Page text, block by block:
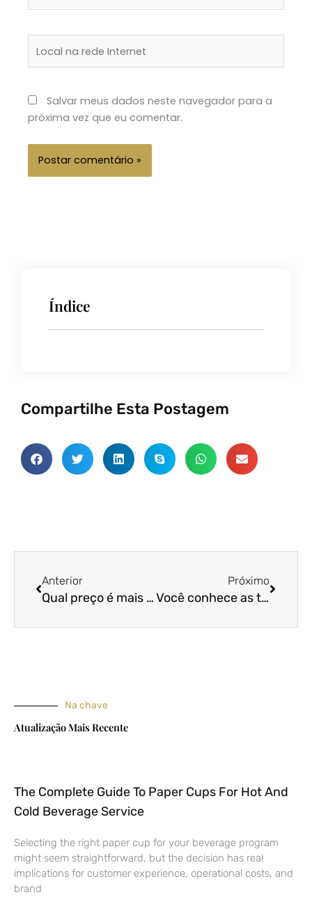
na
Internet
Salvar meus dados neste navegador para a
próxima vez que eu comentar.
Índice
Compartilhe Esta Postagem
Anterior
Qual preço é mais caro do que o tecido de cetim e o tecido Tencel?
Próximo
Você conhece as três principais empresas de tecidos escovados?
Na chave
Atualização Mais Recente
The Complete Guide To Paper Cups For Hot And
Cold Beverage Service
Selecting the right paper cup for your beverage program
might seem straightforward, but the decision has real
implications for customer experience, operational costs, and
brand